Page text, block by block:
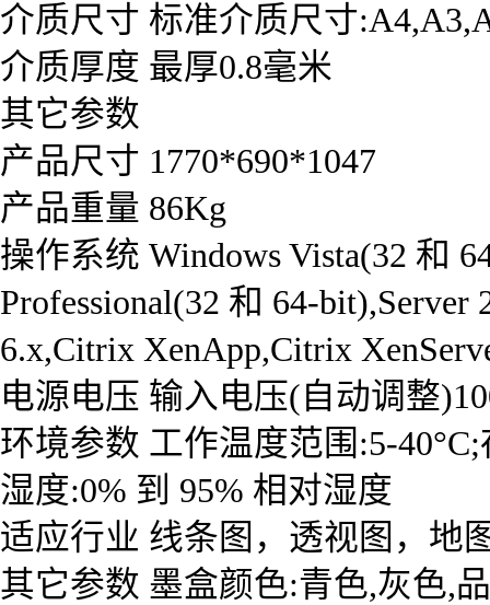
介质尺寸 标准介质尺寸
介质厚度 最厚0.8毫米
其它参数
产品尺寸 1770*690*1047
产品重量 86Kg
操作系统 Windows Vista(32 和
Professional(32 和 64-
6.x,Citrix XenApp,Citrix
电源电压 输入电压(自动调整
环境参数 工作温度范围:5-
湿度:0% 到 95% 相对湿度
适应行业 线条图，透视图，地
其它参数 墨盒颜色:青色,灰色,